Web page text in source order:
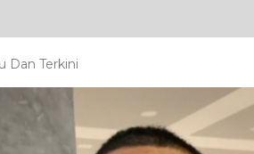
Dan Terkini